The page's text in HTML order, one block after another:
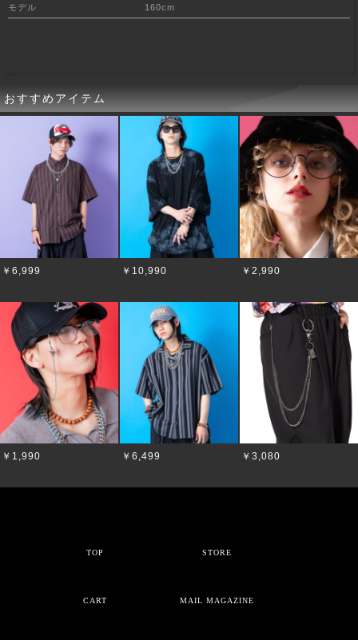
モデル
160cm
おすすめアイテム
￥6,999 ￥10,990 ￥2,990
￥1,990 ￥6,499 ￥3,080
TOP STORE
CART MAIL MAGAZINE